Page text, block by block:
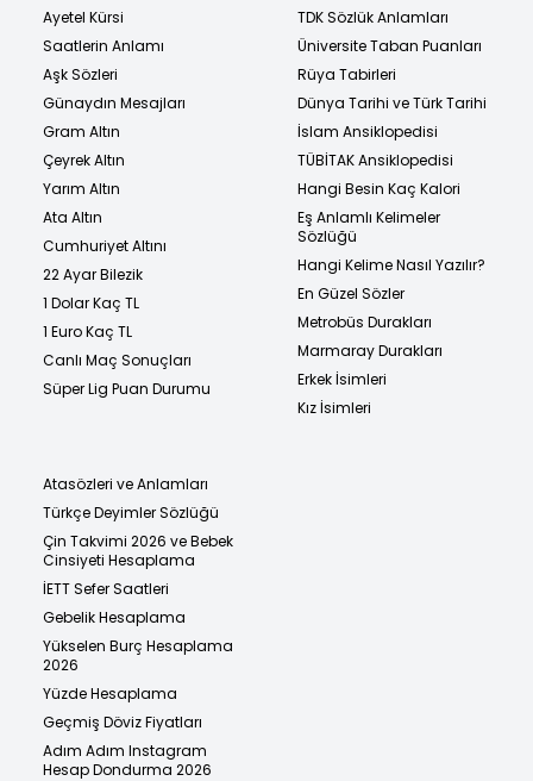
Ayetel Kürsi
Saatlerin Anlamı
Aşk Sözleri
Günaydın Mesajları
Gram Altın
Çeyrek Altın
Yarım Altın
Ata Altın
Cumhuriyet Altını
22 Ayar Bilezik
1 Dolar Kaç TL
1 Euro Kaç TL
Canlı Maç Sonuçları
Süper Lig Puan Durumu
TDK Sözlük Anlamları
Üniversite Taban Puanları
Rüya Tabirleri
Dünya Tarihi ve Türk Tarihi
İslam Ansiklopedisi
TÜBİTAK Ansiklopedisi
Hangi Besin Kaç Kalori
Eş Anlamlı Kelimeler
Sözlüğü
Hangi Kelime Nasıl Yazılır?
En Güzel Sözler
Metrobüs Durakları
Marmaray Durakları
Erkek İsimleri
Kız İsimleri
Atasözleri ve Anlamları
Türkçe Deyimler Sözlüğü
Çin Takvimi 2026 ve Bebek
Cinsiyeti Hesaplama
İETT Sefer Saatleri
Gebelik Hesaplama
Yükselen Burç Hesaplama
2026
Yüzde Hesaplama
Geçmiş Döviz Fiyatları
Adım Adım Instagram
Hesap Dondurma 2026